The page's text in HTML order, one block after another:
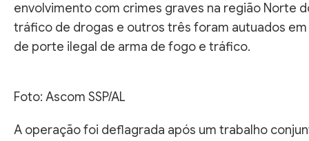
envolvimento com crimes graves na região Norte
tráfico de drogas e outros três foram autuados
de porte ilegal de arma de fogo e tráfico.
Foto: Ascom SSP/AL
A operação foi deflagrada após um trabalho